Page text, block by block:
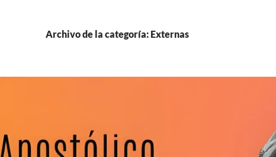
Archivo de la categoría: Externas